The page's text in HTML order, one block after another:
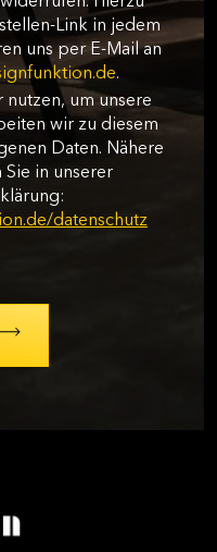
Link in jedem
uns per E-Mail an
.
nutzen, um unsere
wir zu diesem
Daten. Nähere
Sie in unserer
datenschutz